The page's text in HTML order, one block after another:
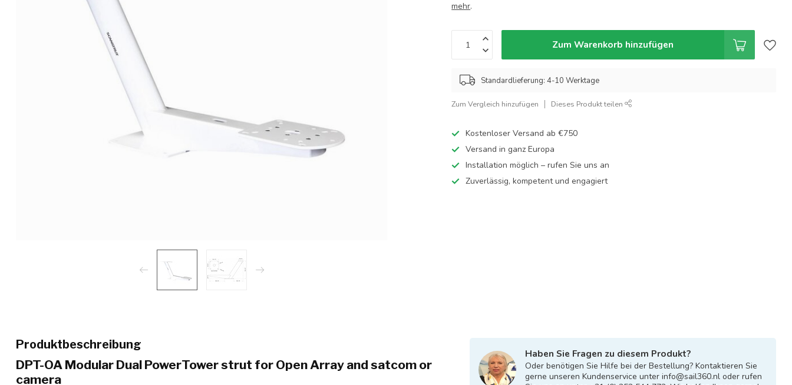
mehr.
Zum Warenkorb hinzufügen
Standardlieferung: 4-10 Werktage
Zum Vergleich hinzufügen Dieses Produkt teilen
Kostenloser Versand ab €750
Versand in ganz Europa
Installation möglich – rufen Sie uns an
Zuverlässig, kompetent und engagiert
Produktbeschreibung
DPT-OA Modular Dual PowerTower strut for Open Array and satcom or
camera
Haben Sie Fragen zu diesem Produkt?
Oder benötigen Sie Hilfe bei der Bestellung? Kontaktieren Sie
gerne unseren Kundenservice unter info@sail360.nl oder rufen